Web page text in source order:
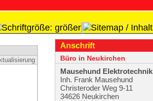
Anschrift
Büro in Neukirchen
Mausehund Elekt­rotechnik
Inh. Frank Mausehund
Christeroder Weg 9-11
34626 Neukirchen